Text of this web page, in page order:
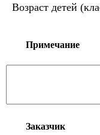
Возраст детей
Примечание
Заказчик